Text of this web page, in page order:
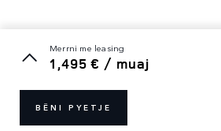
merrni me leasing
1,495 € / muaj
BËNI PYETJE